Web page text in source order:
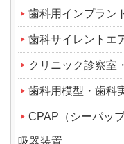
歯科用インプラン
歯科サイレントエ
クリニック診察室
歯科用模型・歯科
CPAP（シーパッ
吸器装置